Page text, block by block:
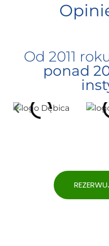
Od 2011
ponad